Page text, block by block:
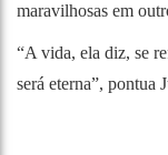
maravilhosas em
“A vida, ela diz, se
será eterna”, pontua